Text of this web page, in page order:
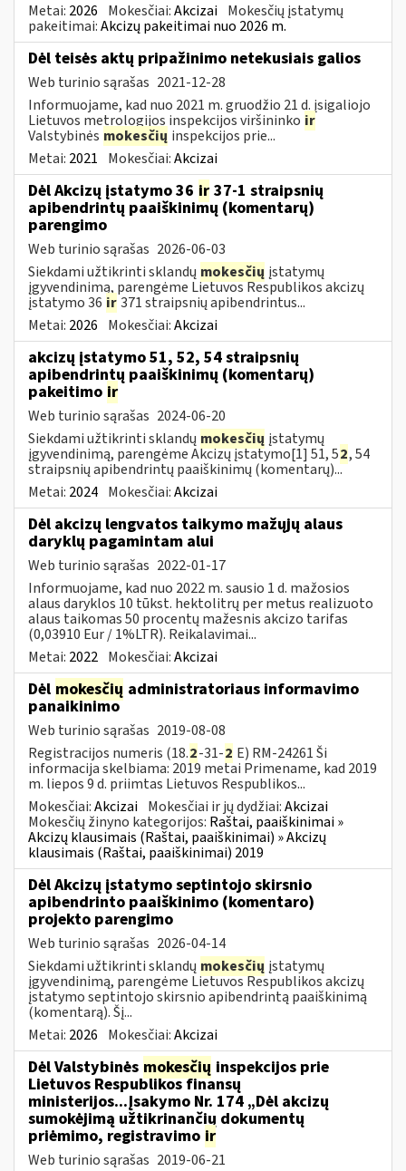
Metai: 2026 Mokesčiai:Akcizai Mokesčių įstatymų
pakeitimai:Akcizų pakeitimai nuo 2026 m.
Dėl teisės aktų pripažinimo netekusiais galios
Web turinio sąrašas 2021-12-28
Informuojame, kad nuo 2021 m. gruodžio 21 d. įsigaliojo
Lietuvos metrologijos inspekcijos viršininko ir
Valstybinės mokesčių inspekcijos prie...
Metai: 2021 Mokesčiai:Akcizai
Dėl Akcizų įstatymo 36 ir 37-1 straipsnių
apibendrintų paaiškinimų (komentarų)
parengimo
Web turinio sąrašas 2026-06-03
Siekdami užtikrinti sklandų mokesčių įstatymų
įgyvendinimą, parengėme Lietuvos Respublikos akcizų
įstatymo 36 ir371 straipsnių apibendrintus...
Metai: 2026 Mokesčiai:Akcizai
akcizų įstatymo 51, 52, 54 straipsnių
apibendrintų paaiškinimų (komentarų)
pakeitimo ir
Web turinio sąrašas 2024-06-20
Siekdami užtikrinti sklandų mokesčių įstatymų
įgyvendinimą, parengėme Akcizų įstatymo[1] 51, 52, 54
straipsnių apibendrintų paaiškinimų (komentarų)...
Metai: 2024 Mokesčiai:Akcizai
Dėl akcizų lengvatos taikymo mažųjų alaus
daryklų pagamintam alui
Web turinio sąrašas 2022-01-17
Informuojame, kad nuo 2022 m. sausio 1 d. mažosios
alaus daryklos 10 tūkst. hektolitrų per metus realizuoto
alaus taikomas 50 procentų mažesnis akcizo tarifas
(0,03910 Eur / 1%LTR). Reikalavimai...
Metai: 2022 Mokesčiai:Akcizai
Dėl mokesčių administratoriaus informavimo
panaikinimo
Web turinio sąrašas 2019-08-08
Registracijos numeris (18.2-31-2 E) RM-24261 Ši
informacija skelbiama: 2019 metai Primename, kad 2019
m. liepos 9 d. priimtas Lietuvos Respublikos...
Mokesčiai:Akcizai Mokesčiai ir jų dydžiai:Akcizai
Mokesčių žinyno kategorijos: Raštai, paaiškinimai »
Akcizų klausimais (Raštai, paaiškinimai) » Akcizų
klausimais (Raštai, paaiškinimai) 2019
Dėl Akcizų įstatymo septintojo skirsnio
apibendrinto paaiškinimo (komentaro)
projekto parengimo
Web turinio sąrašas 2026-04-14
Siekdami užtikrinti sklandų mokesčių įstatymų
įgyvendinimą, parengėme Lietuvos Respublikos akcizų
įstatymo septintojo skirsnio apibendrintą paaiškinimą
(komentarą). Šį...
Metai: 2026 Mokesčiai:Akcizai
Dėl Valstybinės mokesčių inspekcijos prie
Lietuvos Respublikos finansų
ministerijos...Įsakymo Nr. 174 „Dėl akcizų
sumokėjimą užtikrinančių dokumentų
priėmimo, registravimo ir
Web turinio sąrašas 2019-06-21